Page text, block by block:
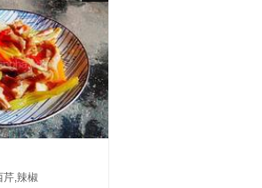
芹,辣椒